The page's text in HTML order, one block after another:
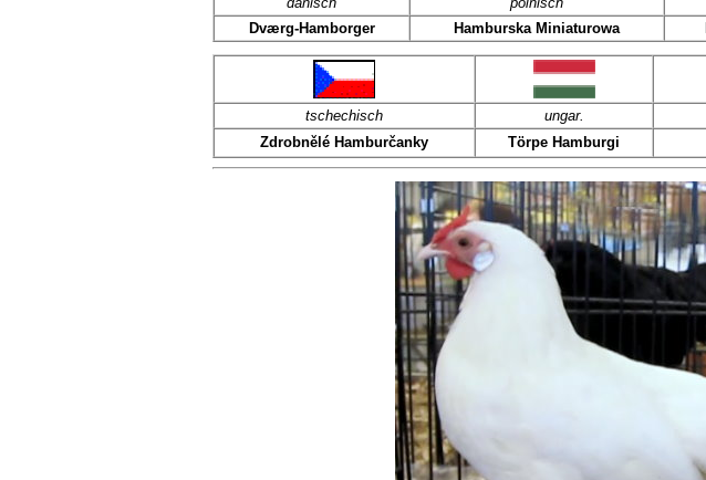
Dværg-Hamborger
Hamburska Miniaturowa
tschechisch ungar.
Zdrobnělé Hamburčanky
Törpe Hamburgi